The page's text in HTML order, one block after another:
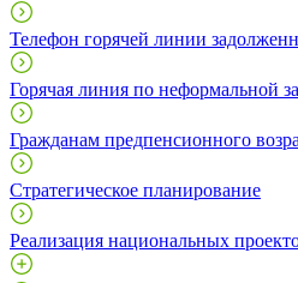
Телефон горячей линии
Горячая линия по неформальной
Гражданам предпенсионного
Стратегическое планирование
Реализация национальных